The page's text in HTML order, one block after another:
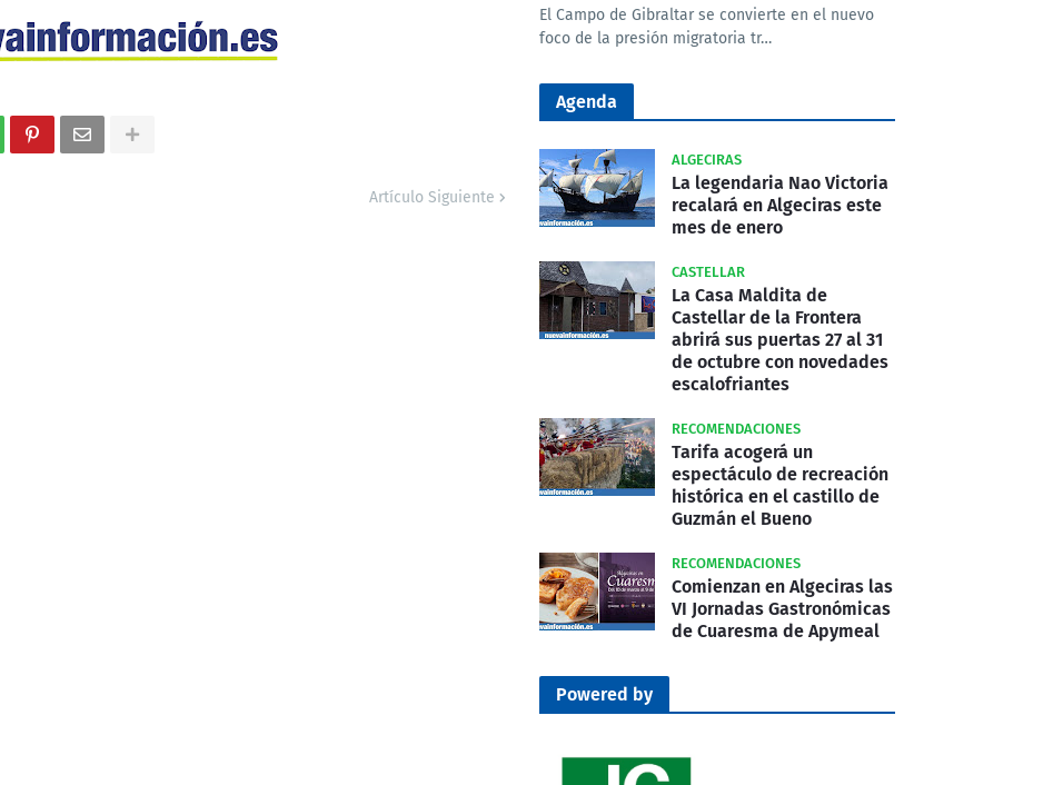
Artículo Siguiente
El Campo de Gibraltar se convierte en el nuevo
foco de la presión migratoria tr…
Agenda
ALGECIRAS
La legendaria Nao Victoria
recalará en Algeciras este
mes de enero
CASTELLAR
La Casa Maldita de
Castellar de la Frontera
abrirá sus puertas 27 al 31
de octubre con novedades
escalofriantes
RECOMENDACIONES
Tarifa acogerá un
espectáculo de recreación
histórica en el castillo de
Guzmán el Bueno
RECOMENDACIONES
Comienzan en Algeciras las
VI Jornadas Gastronómicas
de Cuaresma de Apymeal
Powered by